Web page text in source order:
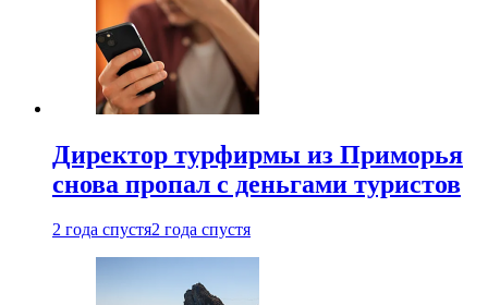
Директор турфирмы из Приморья
снова пропал с деньгами туристов
2 года спустя2 года спустя